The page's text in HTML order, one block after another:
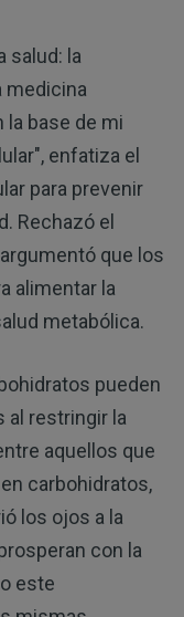
salud: la
medicina
la base de mi
enfatiza el
para prevenir
Rechazó el
que los
alimentar la
metabólica.
pueden
al restringir la
aquellos que
carbohidratos,
los ojos a la
con la
este